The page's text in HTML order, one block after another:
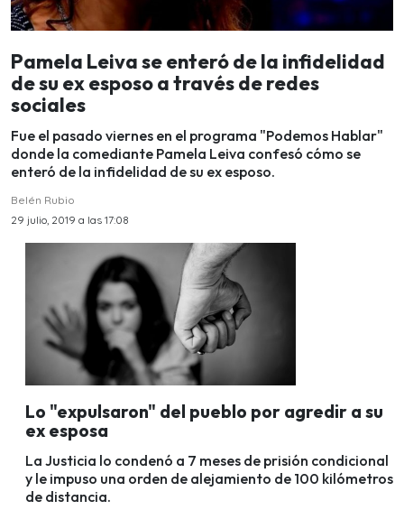
Pamela Leiva se enteró de la infidelidad
de su ex esposo a través de redes
sociales
Fue el pasado viernes en el programa "Podemos Hablar"
donde la comediante Pamela Leiva confesó cómo se
enteró de la infidelidad de su ex esposo.
Belén Rubio
29 julio, 2019 a las 17:08
Lo "expulsaron" del pueblo por agredir a su
ex esposa
La Justicia lo condenó a 7 meses de prisión condicional
y le impuso una orden de alejamiento de 100 kilómetros
de distancia.